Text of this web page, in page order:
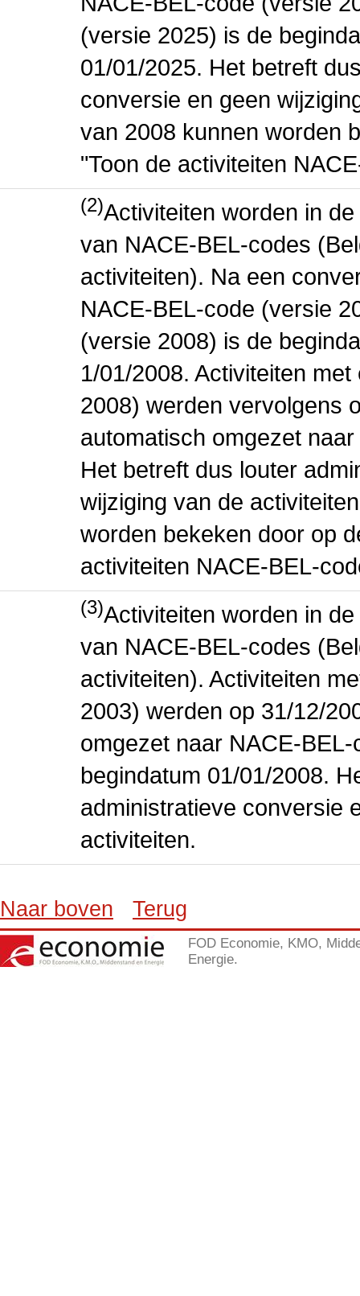
(versie 2025) is de
01/01/2025. Het betreft
conversie en geen
van 2008 kunnen worden
"Toon de activiteiten
(2)Activiteiten worden in
van NACE-BEL-codes
activiteiten). Na een
NACE-BEL-code (versie
(versie 2008) is de
1/01/2008. Activiteiten
2008) werden vervolgens
automatisch omgezet
Het betreft dus louter
wijziging van de
worden bekeken door op
activiteiten NACE-BEL-
(3)Activiteiten worden in
van NACE-BEL-codes
activiteiten). Activiteiten
2003) werden op 31/12/
omgezet naar NACE-
begindatum 01/01/2008.
administratieve conversie
activiteiten.
Naar boven Terug
FOD Economie, KMO,
Energie.